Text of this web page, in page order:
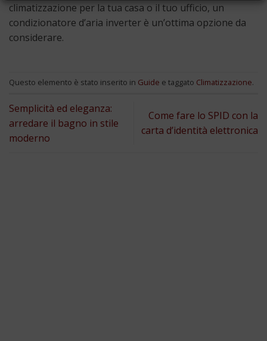
climatizzazione per la tua casa o il tuo ufficio, un
condizionatore d’aria inverter è un’ottima opzione da
considerare.
Questo elemento è stato inserito in Guide e taggato Climatizzazione.
Semplicità ed eleganza:
arredare il bagno in stile
moderno
Come fare lo SPID con la
carta d’identità elettronica